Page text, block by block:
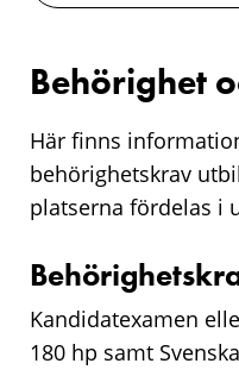
Behörighet
Här finns
behörighetskrav
platserna fördelas i
Kandidatexamen
180 hp samt